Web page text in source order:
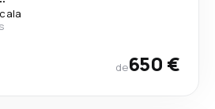
de650 €